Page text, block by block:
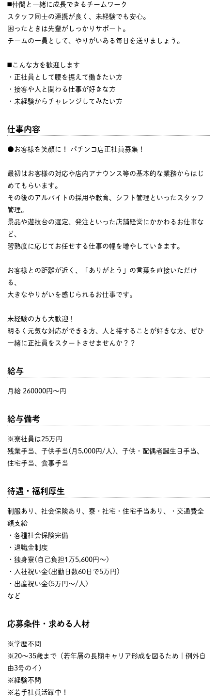
◼️仲間と一緒に成長できるチームワーク
スタッフ同士の連携が良く、未経験でも安心。
困ったときは先輩がしっかりサポート。
チームの一員として、やりがいある毎日を送りましょう。
◼️こんな方を歓迎します
・正社員として腰を据えて働きたい方
・接客や人と関わる仕事が好きな方
・未経験からチャレンジしてみたい方
仕事内容
●お客様を笑顔に！ パチンコ店正社員募集！
最初はお客様の対応や店内アナウンス等の基本的な業務からはじ
めてもらいます。
その後のアルバイトの採用や教育、シフト管理といったスタッフ
管理。
景品や遊技台の選定、発注といった店舗経営にかかわるお仕事な
ど、
習熟度に応じてお任せする仕事の幅を増やしていきます。
お客様との距離が近く、「ありがとう」の言葉を直接いただけ
る、
大きなやりがいを感じられるお仕事です。
未経験の方も大歓迎！
明るく元気な対応ができる方、人と接することが好きな方、ぜひ
一緒に正社員をスタートさせませんか？？
給与
月給 260000円〜円
給与備考
※寮社員は25万円
残業手当、子供手当(月5,000円/人)、子供・配偶者誕生日手当、
住宅手当、食事手当
待遇・福利厚生
制服あり、社会保険あり、寮・社宅・住宅手当あり、・交通費全
額支給
・各種社会保険完備
・退職金制度
・独身寮(自己負担1万5,600円～)
・入社祝い金(出勤日数60日で5万円)
・出産祝い金(5万円～/人)
など
応募条件・求める人材
※学歴不問
※20～35歳まで（若年層の長期キャリア形成を図るため｜例外自
由3号のイ）
※経験不問
※若手社員活躍中！